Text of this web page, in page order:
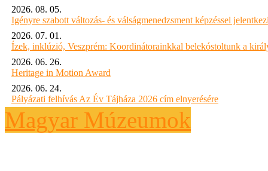
2026. 08. 05.
Igényre szabott változás- és válságmenedzsment képzéssel
2026. 07. 01.
Ízek, inklúzió, Veszprém: Koordinátorainkkal belekóstoltunk a
2026. 06. 26.
Heritage in Motion Award
2026. 06. 24.
Pályázati felhívás Az Év Tájháza 2026 cím elnyerésére
Magyar Múzeumok